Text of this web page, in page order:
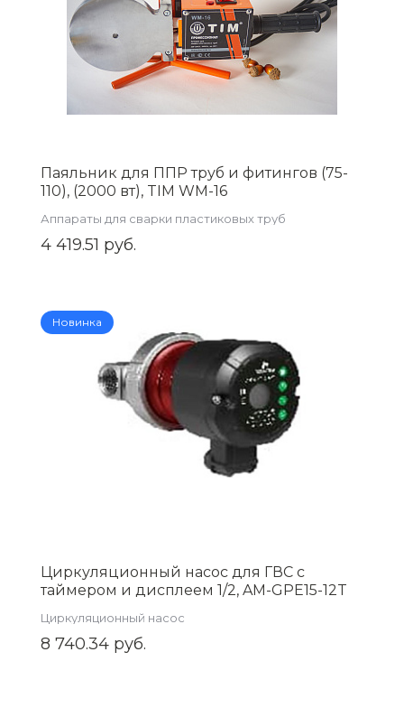
Паяльник для ППР труб и фитингов (75-
110), (2000 вт), TIM WM-16
Аппараты для сварки пластиковых труб
4 419.51 руб.
Новинка
Циркуляционный насос для ГВС с
таймером и дисплеем 1/2, AM-GPE15-12T
Циркуляционный насос
8 740.34 руб.